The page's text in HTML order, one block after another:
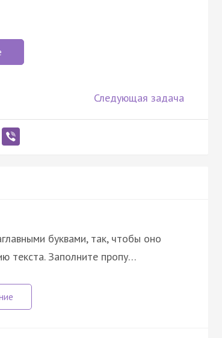
Следующая задача
буквами, так, чтобы оно
текста. Заполните пропу…